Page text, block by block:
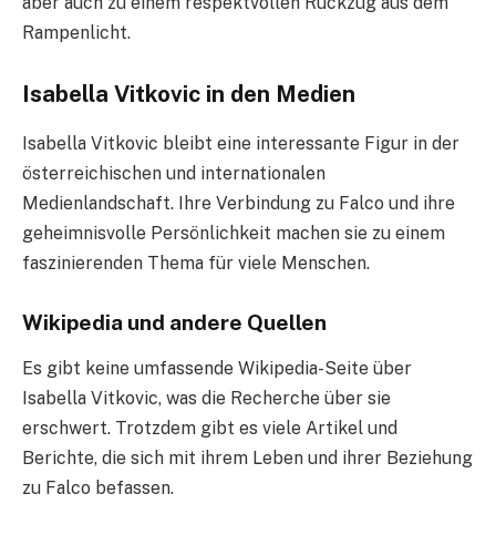
Rampenlicht.
Isabella Vitkovic in den Medien
Isabella Vitkovic bleibt eine interessante Figur in der
österreichischen und internationalen
Medienlandschaft. Ihre Verbindung zu Falco und ihre
geheimnisvolle Persönlichkeit machen sie zu einem
faszinierenden Thema für viele Menschen.
Wikipedia und andere Quellen
Es gibt keine umfassende Wikipedia-Seite über
Isabella Vitkovic, was die Recherche über sie
erschwert. Trotzdem gibt es viele Artikel und
Berichte, die sich mit ihrem Leben und ihrer Beziehung
zu Falco befassen.